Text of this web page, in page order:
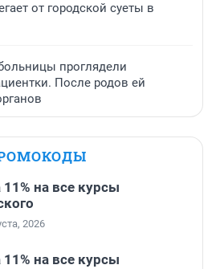
от городской суеты в
проглядели
После родов ей
на все курсы
2026
на все курсы